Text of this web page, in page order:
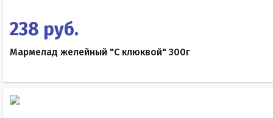
238 руб.
Мармелад желейный "С клюквой" 300г